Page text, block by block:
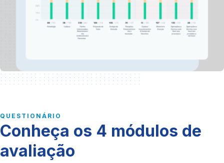
QUESTIONÁRIO
Conheça os 4 módulos de
avaliação